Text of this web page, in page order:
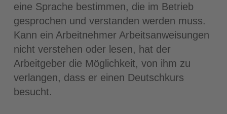
eine Sprache bestimmen, die im Betrieb
gesprochen und verstanden werden muss.
Kann ein Arbeitnehmer Arbeitsanweisungen
nicht verstehen oder lesen, hat der
Arbeitgeber die Möglichkeit, von ihm zu
verlangen, dass er einen Deutschkurs
besucht.